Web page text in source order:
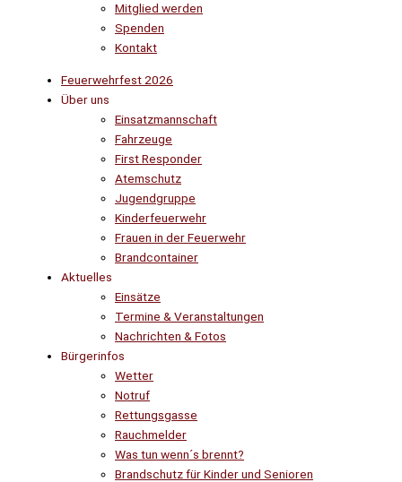
Mitglied werden
Spenden
Kontakt
Feuerwehrfest 2026
Über uns
Einsatzmannschaft
Fahrzeuge
First Responder
Atemschutz
Jugendgruppe
Kinderfeuerwehr
Frauen in der Feuerwehr
Brandcontainer
Aktuelles
Einsätze
Termine & Veranstaltungen
Nachrichten & Fotos
Bürgerinfos
Wetter
Notruf
Rettungsgasse
Rauchmelder
Was tun wenn´s brennt?
Brandschutz für Kinder und Senioren